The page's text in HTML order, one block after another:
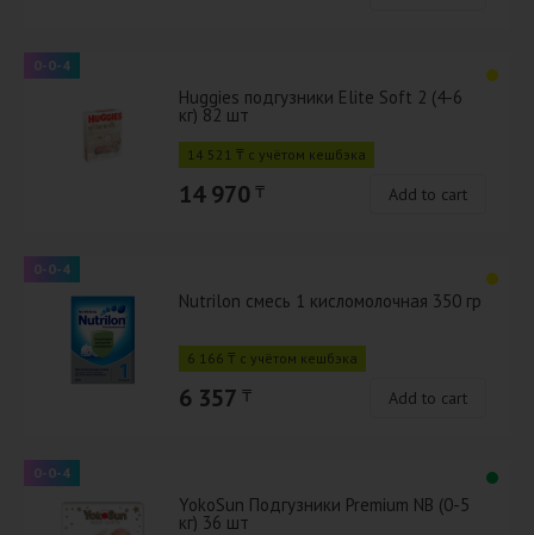
0-0-4
Huggies подгузники Elite Soft 2 (4-6
кг) 82 шт
14 521 ₸ с учётом кешбэка
14 970 ₸ Add to cart
0-0-4
Nutrilon смесь 1 кисломолочная 350 гр
6 166 ₸ с учётом кешбэка
6 357 ₸ Add to cart
0-0-4
YokoSun Подгузники Premium NB (0-5
кг) 36 шт